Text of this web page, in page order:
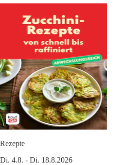
Rezepte
Di. 4.8. - Di. 18.8.2026